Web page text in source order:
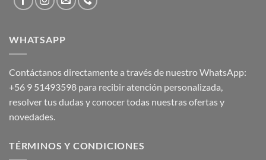
WHATSAPP
Contáctanos directamente a través de nuestro WhatsApp:
+56 9 51493598 para recibir atención personalizada,
resolver tus dudas y conocer todas nuestras ofertas y
novedades.
TÉRMINOS Y CONDICIONES